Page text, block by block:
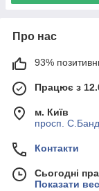
Про нас
93%
Працює з
м. Київ
просп.
Контакти
Сьогодні
Показати